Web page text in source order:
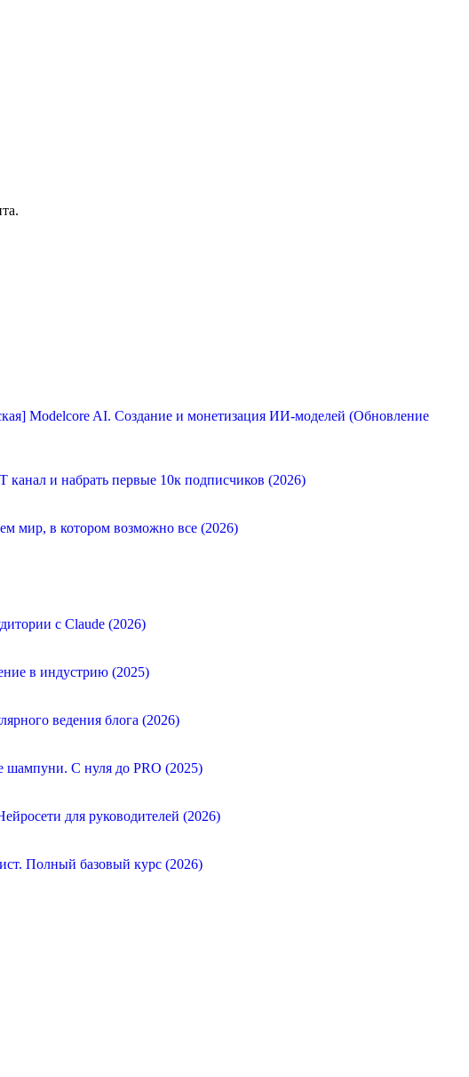
Modelcore AI. Создание и монетизация ИИ-моделей (Обновление
канал и набрать первые 10к подписчиков (2026)
мир, в котором возможно все (2026)
с Claude (2026)
в индустрию (2025)
ведения блога (2026)
шампуни. С нуля до PRO (2025)
для руководителей (2026)
Полный базовый курс (2026)